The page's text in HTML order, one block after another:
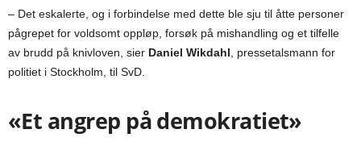
– Det eskalerte, og i forbindelse med dette ble sju til åtte personer
pågrepet for voldsomt oppløp, forsøk på mishandling og et tilfelle
av brudd på knivloven, sier Daniel Wikdahl , pressetalsmann for
politiet i Stockholm, til SvD.
«Et angrep på demokratiet»